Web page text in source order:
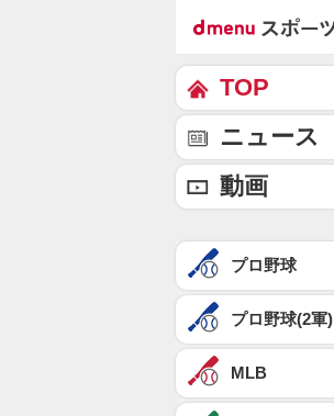
TOP
ニュース
動画
プロ野球
プロ野球(2軍)
MLB